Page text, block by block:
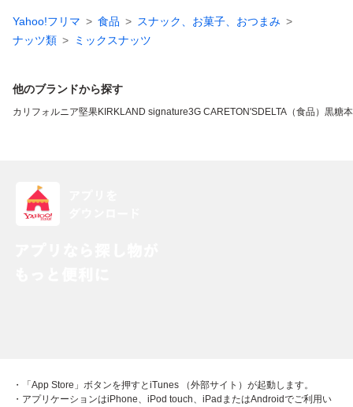
Yahoo!フリマ 食品
スナック、お菓子、おつまみ
ナッツ類
ミックスナッツ
他のブランドから探す
カリフォルニア堅果KIRKLAND signature3G CARETON'SDELTA（食品） 黒糖
・「App Store」ボタンを押すとiTunes （外部サイト）が起動します。
・アプリケーションはiPhone、iPod touch、iPadまたはAndroidでご利用い